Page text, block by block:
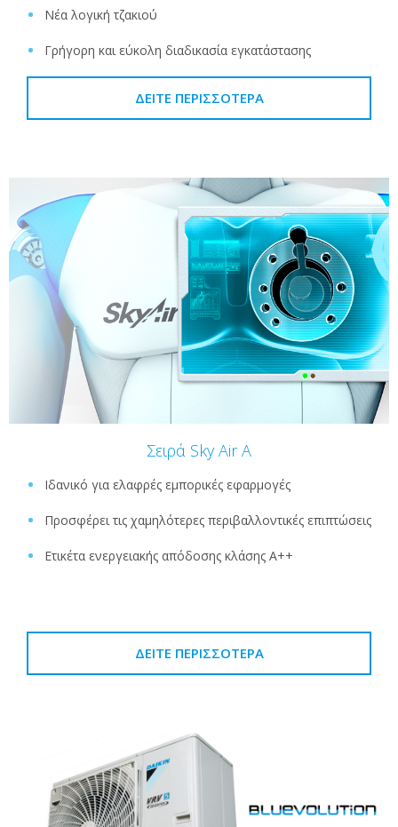
Νέα λογική τζακιού
Γρήγορη και εύκολη διαδικασία εγκατάστασης
ΔΕΊΤΕ ΠΕΡΙΣΣΌΤΕΡΑ
Σειρά Sky Air A
Ιδανικό για ελαφρές εμπορικές εφαρμογές
Προσφέρει τις χαμηλότερες περιβαλλοντικές επιπτώσεις
Ετικέτα ενεργειακής απόδοσης κλάσης A++
ΔΕΊΤΕ ΠΕΡΙΣΣΌΤΕΡΑ